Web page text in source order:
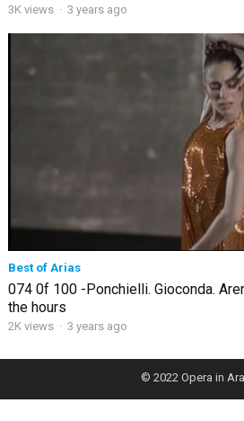
3K views · 3 years ago
Best of Arias
074 0f 100 -Ponchielli. Gioconda.
the hours
2K views · 3 years ago
© 2022 Opera in